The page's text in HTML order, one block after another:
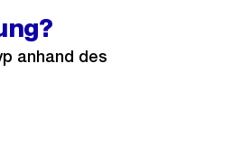
anhand des